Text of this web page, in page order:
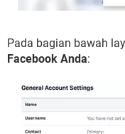
Pada bagian bawah
Facebook Anda: